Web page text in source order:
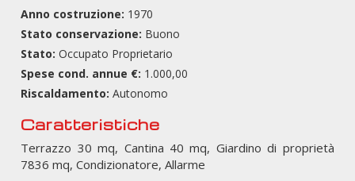
Anno costruzione: 1970
Stato conservazione: Buono
Stato: Occupato Proprietario
Spese cond. annue €: 1.000,00
Riscaldamento: Autonomo
Caratteristiche
Terrazzo 30 mq, Cantina 40 mq, Giardino di proprietà
7836 mq, Condizionatore, Allarme